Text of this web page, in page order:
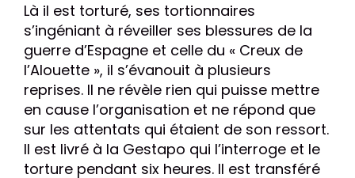
Là il est torturé, ses tortionnaires
s’ingéniant à réveiller ses blessures de la
guerre d’Espagne et celle du « Creux de
l’Alouette », il s’évanouit à plusieurs
reprises. Il ne révèle rien qui puisse mettre
en cause l’organisation et ne répond que
sur les attentats qui étaient de son ressort.
Il est livré à la Gestapo qui l’interroge et le
torture pendant six heures. Il est transféré